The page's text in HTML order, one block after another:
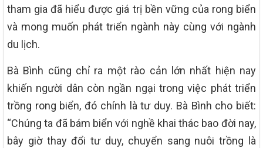
tham gia đã hiểu được giá trị bền vững của rong biển
và mong muốn phát triển ngành này cùng với ngành
du lịch.
Bà Bình cũng chỉ ra một rào cản lớn nhất hiện nay
khiến người dân còn ngần ngại trong việc phát triển
trồng rong biển, đó chính là tư duy. Bà Bình cho biết:
“Chúng ta đã bám biển với nghề khai thác bao đời nay,
bây giờ thay đổi tư duy, chuyển sang nuôi trồng là